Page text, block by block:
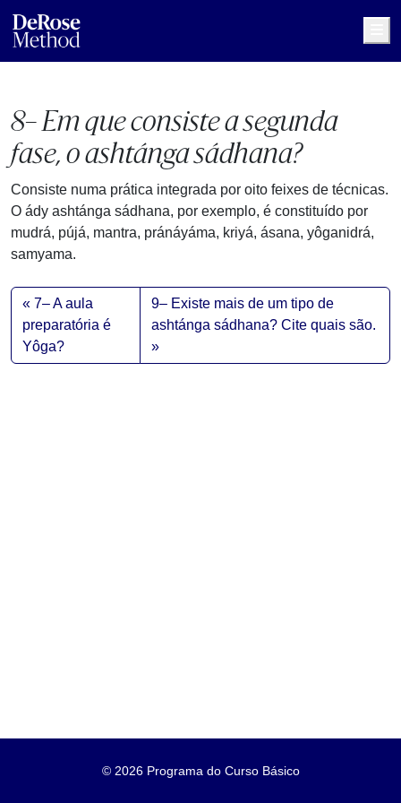
8– Em que consiste a segunda
fase, o ashtánga sádhana?
Consiste numa prática integrada por oito feixes de técnicas.
O ády ashtánga sádhana, por exemplo, é constituído por
mudrá, pújá, mantra, pránáyáma, kriyá, ásana, yôganidrá,
samyama.
7– A aula
preparatória é
Yôga?
9– Existe mais de um tipo de
ashtánga sádhana? Cite quais são.
©2026 Programa do Curso Básico